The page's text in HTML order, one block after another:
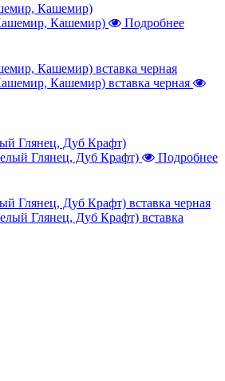
Кашемир)
Подробнее
Кашемир) вставка черная
Глянец, Дуб Крафт)
Подробнее
Глянец, Дуб Крафт) вставка черная